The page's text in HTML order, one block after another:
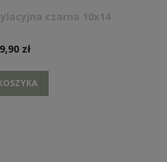
czarna 10x14
zł